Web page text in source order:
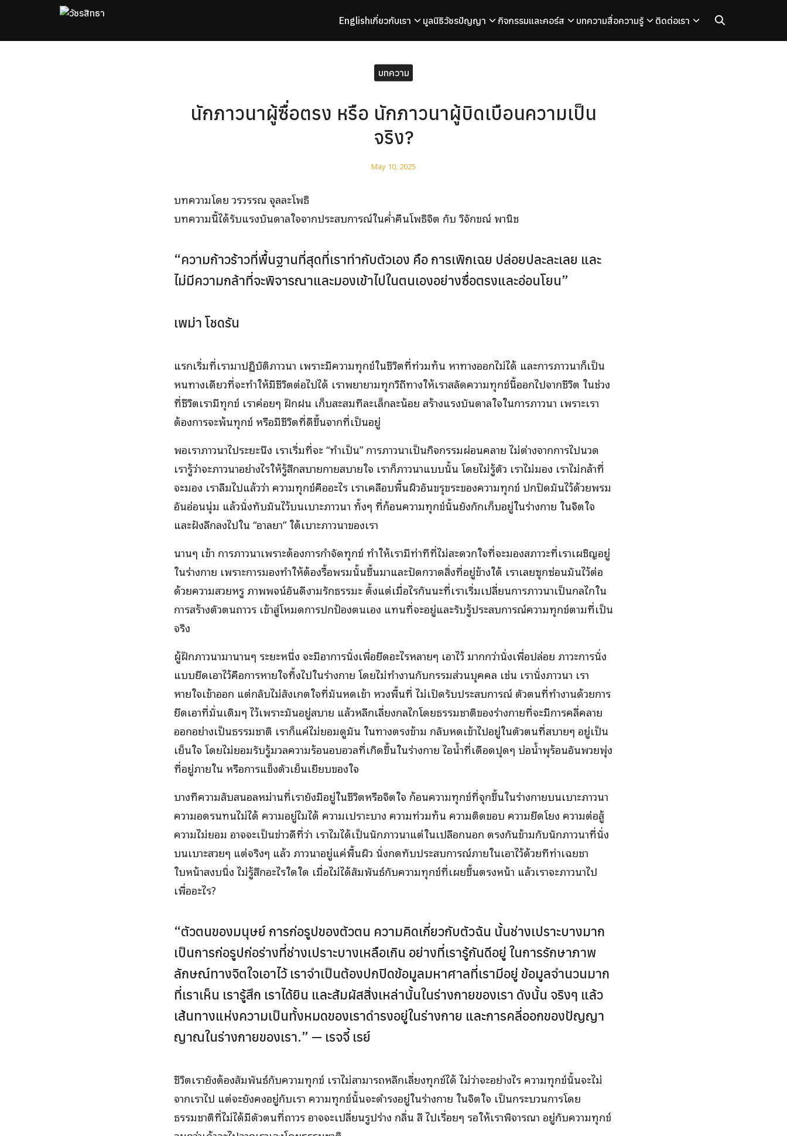
Englishเกี่ยวกับเรา มูลนิธิวัชรปัญญา กิจกรรมและคอร์ส บทความสื่อความรู้ ติดต่อเรา
บทความ
นักภาวนาผู้ซื่อตรง หรือ นักภาวนาผู้บิดเบือนความเป็น
จริง?
May 10, 2025
บทความโดย วรวรรณ จุลละโพธิ
บทความนี้ได้รับแรงบันดาลใจจากประสบการณ์ในค่ำคืนโพธิจิต กับ วิจักขณ์ พานิช
“ความก้าวร้าวที่พื้นฐานที่สุดที่เราทำกับตัวเอง คือ การเพิกเฉย ปล่อยปละละเลย และ
ไม่มีความกล้าที่จะพิจารณาและมองเข้าไปในตนเองอย่างซื่อตรงและอ่อนโยน”
เพม่า โชดรัน
แรกเริ่มที่เรามาปฏิบัติภาวนา เพราะมีความทุกข์ในชีวิตที่ท่วมท้น หาทางออกไม่ได้ และการภาวนาก็เป็น
หนทางเดียวที่จะทำให้มีชีวิตต่อไปได้ เราพยายามทุกวิถีทางให้เราสลัดความทุกข์นี้ออกไปจากชีวิต ในช่วง
ที่ชีวิตเรามีทุกข์ เราค่อยๆ ฝึกฝน เก็บสะสมทีละเล็กละน้อย สร้างแรงบันดาลใจในการภาวนา เพราะเรา
ต้องการจะพ้นทุกข์ หรือมีชีวิตที่ดีขึ้นจากที่เป็นอยู่
พอเราภาวนาไประยะนึง เราเริ่มที่จะ “ทำเป็น” การภาวนาเป็นกิจกรรมผ่อนคลาย ไม่ต่างจากการไปนวด
เรารู้ว่าจะภาวนาอย่างไรให้รู้สึกสบายกายสบายใจ เราก็ภาวนาแบบนั้น โดยไม่รู้ตัว เราไม่มอง เราไม่กล้าที่
จะมอง เราลืมไปแล้วว่า ความทุกข์คืออะไร เราเคลือบพื้นผิวอันขรุขระของความทุกข์ ปกปิดมันไว้ด้วยพรม
อันอ่อนนุ่ม แล้วนั่งทับมันไว้บนเบาะภาวนา ทั้งๆ ที่ก้อนความทุกข์นั้นยังกักเก็บอยู่ในร่างกาย ในจิตใจ
และฝังลึกลงไปใน “อาลยา” ใต้เบาะภาวนาของเรา
นานๆ เข้า การภาวนาเพราะต้องการกำจัดทุกข์ ทำให้เรามีท่าทีที่ไม่สะดวกใจที่จะมองสภาวะที่เราเผชิญอยู่
ในร่างกาย เพราะการมองทำให้ต้องรื้อพรมนั้นขึ้นมาและปัดกวาดสิ่งที่อยู่ข้างใต้ เราเลยซุกซ่อนมันไว้ต่อ
ด้วยความสวยหรู ภาพพจน์อันดีงามรักธรรมะ ตั้งแต่เมื่อไรกันนะที่เราเริ่มเปลี่ยนการภาวนาเป็นกลไกใน
การสร้างตัวตนถาวร เข้าสู่โหมดการปกป้องตนเอง แทนที่จะอยู่และรับรู้ประสบการณ์ความทุกข์ตามที่เป็น
จริง
ผู้ฝึกภาวนามานานๆ ระยะหนึ่ง จะมีอาการนั่งเพื่อยึดอะไรหลายๆ เอาไว้ มากกว่านั่งเพื่อปล่อย ภาวะการนั่ง
แบบยึดเอาไว้คือการหายใจทิ้งไปในร่างกาย โดยไม่ทำงานกับกรรมส่วนบุคคล เช่น เรานั่งภาวนา เรา
หายใจเข้าออก แต่กลับไม่สังเกตใจที่มันหดเข้า หวงพื้นที่ ไม่เปิดรับประสบการณ์ ตัวตนที่ทำงานด้วยการ
ยึดเอาที่มั่นเดิมๆ ไว้เพราะมันอยู่สบาย แล้วหลีกเลี่ยงกลไกโดยธรรมชาติของร่างกายที่จะมีการคลี่คลาย
ออกอย่างเป็นธรรมชาติ เราก็แค่ไม่ยอมดูมัน ในทางตรงข้าม กลับหดเข้าไปอยู่ในตัวตนที่สบายๆ อยู่เป็น
เย็นใจ โดยไม่ยอมรับรู้มวลความร้อนอบอวลที่เกิดขึ้นในร่างกาย ไอน้ำที่เดือดปุดๆ บ่อน้ำพุร้อนอันพวยพุ่ง
ที่อยู่ภายใน หรือการแข็งตัวเย็นเยียบของใจ
บางทีความสับสนอลหม่านที่เรายังมีอยู่ในชีวิตหรือจิตใจ ก้อนความทุกข์ที่จุกขึ้นในร่างกายบนเบาะภาวนา
ความอดรนทนไม่ได้ ความอยู่ไมได้ ความเปราะบาง ความท่วมท้น ความติดขอบ ความยึดโยง ความต่อสู้
ความไม่ยอม อาจจะเป็นข่าวดีที่ว่า เราไมได้เป็นนักภาวนาแต่ในเปลือกนอก ตรงกันข้ามกับนักภาวนาที่นั่ง
บนเบาะสวยๆ แต่จริงๆ แล้ว ภาวนาอยู่แค่พื้นผิว นั่งกดทับประสบการณ์ภายในเอาไว้ด้วยทีท่าเฉยชา
ใบหน้าสงบนิ่ง ไม่รู้สึกอะไรใดใด เมื่อไม่ได้สัมพันธ์กับความทุกข์ที่เผยขึ้นตรงหน้า แล้วเราจะภาวนาไป
เพื่ออะไร?
“ตัวตนของมนุษย์ การก่อรูปของตัวตน ความคิดเกี่ยวกับตัวฉัน นั้นช่างเปราะบางมาก
เป็นการก่อรูปก่อร่างที่ช่างเปราะบางเหลือเกิน อย่างที่เรารู้กันดีอยู่ ในการรักษาภาพ
ลักษณ์ทางจิตใจเอาไว้ เราจำเป็นต้องปกปิดข้อมูลมหาศาลที่เรามีอยู่ ข้อมูลจำนวนมาก
ที่เราเห็น เรารู้สึก เราได้ยิน และสัมผัสสิ่งเหล่านั้นในร่างกายของเรา ดังนั้น จริงๆ แล้ว
เส้นทางแห่งความเป็นทั้งหมดของเราดำรงอยู่ในร่างกาย และการคลี่ออกของปัญญา
ญาณในร่างกายของเรา.” — เรจจี้ เรย์
ชีวิตเรายังต้องสัมพันธ์กับความทุกข์ เราไม่สามารถหลีกเลี่ยงทุกข์ได้ ไม่ว่าจะอย่างไร ความทุกข์นั้นจะไม่
จากเราไป แต่จะยังคงอยู่กับเรา ความทุกข์นั้นจะดำรงอยู่ในร่างกาย ในจิตใจ เป็นกระบวนการโดย
ธรรมชาติที่ไม่ได้มีตัวตนที่ถาวร อาจจะเปลี่ยนรูปร่าง กลิ่น สี ไปเรื่อยๆ รอให้เราพิจารณา อยู่กับความทุกข์